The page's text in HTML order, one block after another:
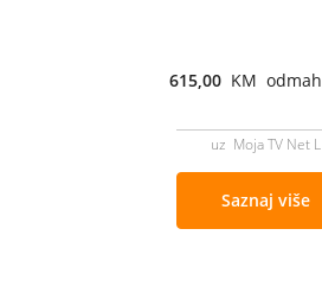
615,00 KM odmah
uz Moja TV Net L
Saznaj više